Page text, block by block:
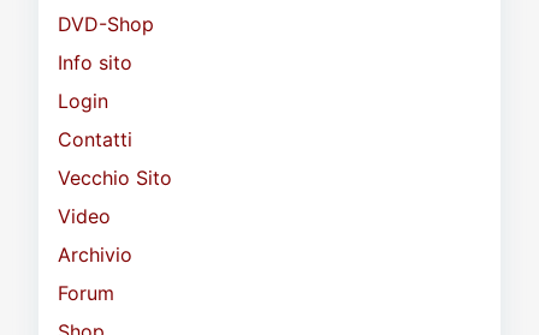
DVD-Shop
Info sito
Login
Contatti
Vecchio Sito
Video
Archivio
Forum